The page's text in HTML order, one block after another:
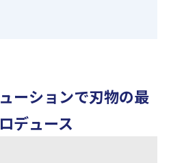
ーションで刃物の最
デュース